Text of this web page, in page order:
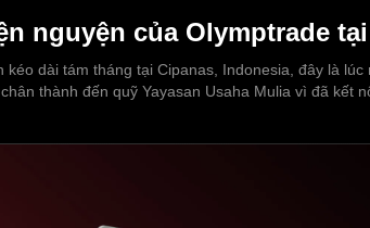
nguyện của Olymptrade
dài tám tháng tại Cipanas, Indonesia, đây là
thành đến quỹ Yayasan Usaha Mulia vì đã kết